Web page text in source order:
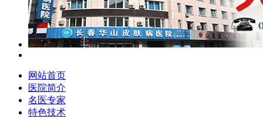
网站首页
医院简介
名医专家
特色技术